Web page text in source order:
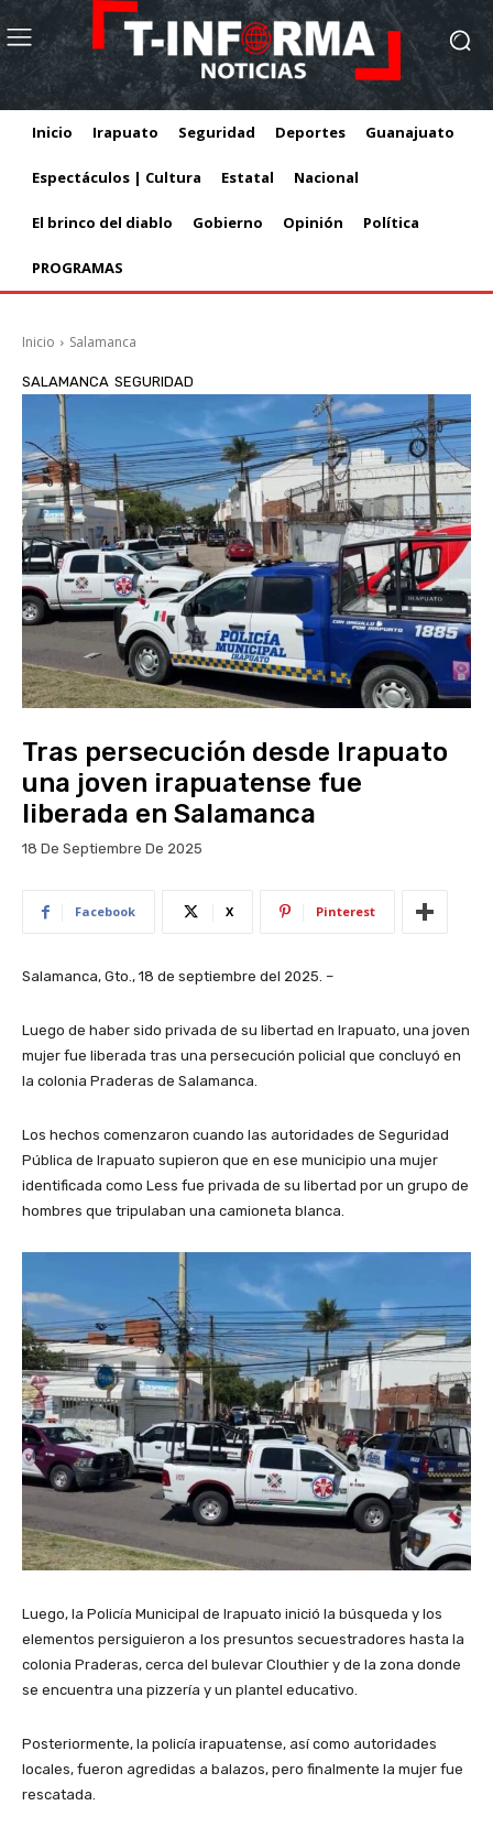
Inicio Irapuato Seguridad Deportes Guanajuato
Espectáculos | Cultura Estatal Nacional
El brinco del diablo Gobierno Opinión Política
PROGRAMAS
Inicio Salamanca
SALAMANCA SEGURIDAD
Tras persecución desde Irapuato
una joven irapuatense fue
liberada en Salamanca
18 De Septiembre De 2025
Facebook X Pinterest
Salamanca, Gto., 18 de septiembre del 2025. –
Luego de haber sido privada de su libertad en Irapuato, una joven
mujer fue liberada tras una persecución policial que concluyó en
la colonia Praderas de Salamanca.
Los hechos comenzaron cuando las autoridades de Seguridad
Pública de Irapuato supieron que en ese municipio una mujer
identificada como Less fue privada de su libertad por un grupo de
hombres que tripulaban una camioneta blanca.
Luego, la Policía Municipal de Irapuato inició la búsqueda y los
elementos persiguieron a los presuntos secuestradores hasta la
colonia Praderas, cerca del bulevar Clouthier y de la zona donde
se encuentra una pizzería y un plantel educativo.
Posteriormente, la policía irapuatense, así como autoridades
locales, fueron agredidas a balazos, pero finalmente la mujer fue
rescatada.